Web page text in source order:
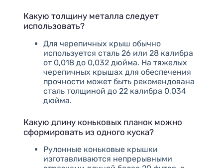
Какую толщину металла следует
использовать?
Для черепичных крыш обычно
используется сталь 26 или 28 калибра
от 0,018 до 0,032 дюйма. На тяжелых
черепичных крышах для обеспечения
прочности может быть рекомендована
сталь толщиной до 22 калибра 0,034
дюйма.
Какую длину коньковых планок можно
сформировать из одного куска?
Рулонные коньковые крышки
изготавливаются непрерывными